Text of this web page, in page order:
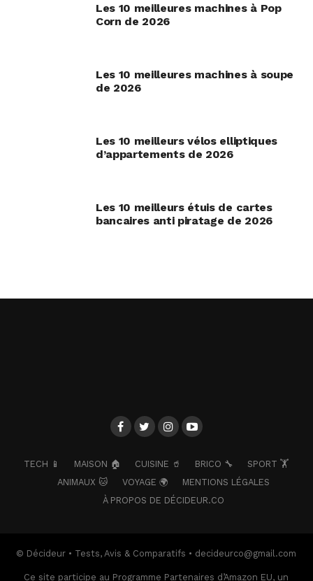
Les 10 meilleures machines à Pop
Corn de 2026
Les 10 meilleures machines à soupe
de 2026
Les 10 meilleurs vélos elliptiques
d’appartements de 2026
Les 10 meilleurs étuis de cartes
bancaires anti piratage de 2026
TECH 📱 MAISON 🏠 CUISINE 🥤 BRICO 🔧
SPORT 🏋️
ANIMAUX 🐱
VOYAGE 🌍
MENTIONS LÉGALES
À PROPOS DE DÉCIDEUR.CO
© Décideur • Tests, Avis & Comparatifs • decideurco@gmail.com
Ce site participe au Programme Partenaires d’Amazon EU, un